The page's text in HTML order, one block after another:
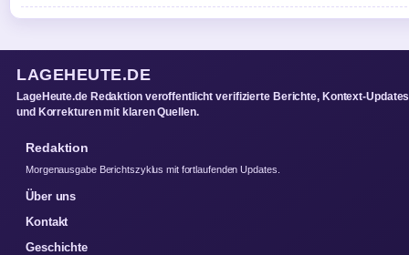
LAGEHEUTE.DE
LageHeute.de Redaktion veroffentlicht verifizierte Berichte, Kontext-Updates
und Korrekturen mit klaren Quellen.
Redaktion
Morgenausgabe Berichtszyklus mit fortlaufenden Updates.
Über uns
Kontakt
Geschichte